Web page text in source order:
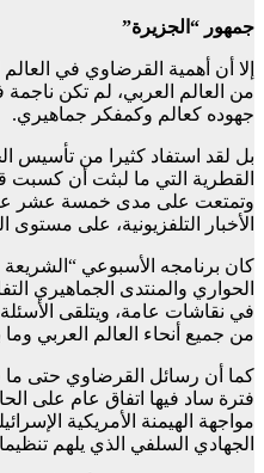
جمهور “الجزيرة”
إلا أن أهمية القرضاوي في
من العالم العربي، لم تكن
جهوده كعالم وكمفكر جماهيري.
بل لقد استفاد كثيرا من تأسيس
القطرية التي ما لبثت أن كسبت
وتمتعت على مدى خمسة عشر
الأخبار التلفزيونية، على مستوى
كان برنامجه الأسبوعي “الشريعة
الحواري والمنتدى الجماهيري
في نقاشات عامة، ويتلقى
من جميع أنحاء العالم العربي وما
فترة ساد فيها اتفاق عام على
مواجهة الهيمنة الأمريكية
الجهادي السلفي الذي يلهم